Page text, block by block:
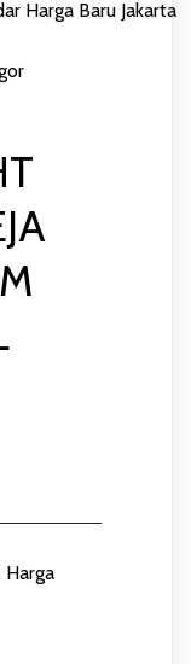
Harga Baru Jakarta
Harga